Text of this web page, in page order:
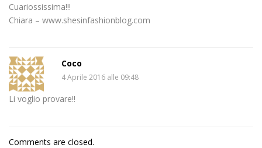
Cuariossissima!!!
Chiara – www.shesinfashionblog.com
Coco
4 Aprile 2016 alle 09:48
Li voglio provare!!
Comments are closed.